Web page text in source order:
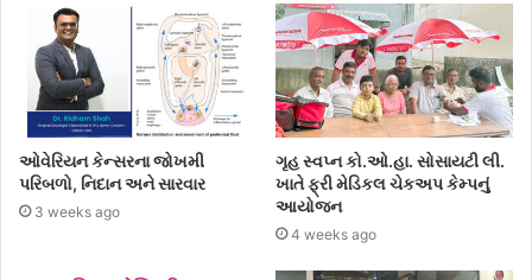
ઓવેરિયન કેન્સરના જોખમી
પરિબળો, નિદાન અને સારવાર
3 weeks ago
ગૃહ સ્વપ્ન કો.ઓ.હા. સોસાયટી લી.
ખાતે ફ્રી મેડિકલ ચેકઅપ કેમ્પનું
આયોજન
4 weeks ago